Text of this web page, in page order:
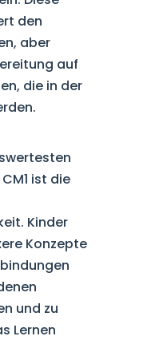
den
aber
auf
die in der
ist die
Kinder
Konzepte
und zu
Lernen